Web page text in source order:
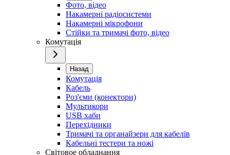
Фото, відео
Накамерні радіосистеми
Накамерні мікрофони
Стійки та тримачі фото, відео
Комутація
Назад
Комутація
Кабель
Роз'єми (конектори)
Мультикори
USB хаби
Перехідники
Тримачі та органайзери для кабелів
Кабельні тестери та ножі
Світовое обладнання